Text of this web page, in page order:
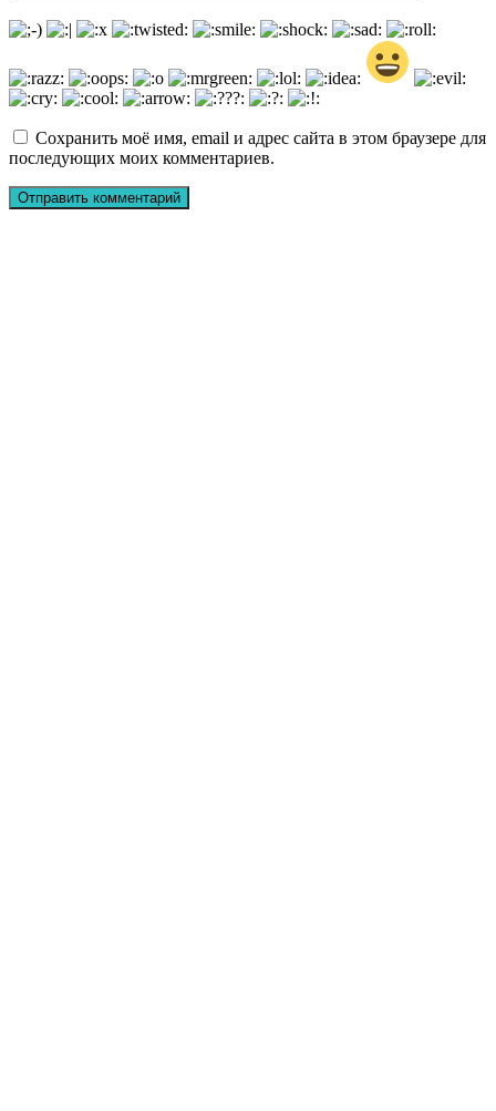
Сохранить моё имя, email и адрес сайта в этом браузере для
последующих моих комментариев.